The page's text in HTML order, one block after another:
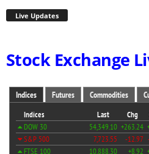
Live Updates
Stock Exchange